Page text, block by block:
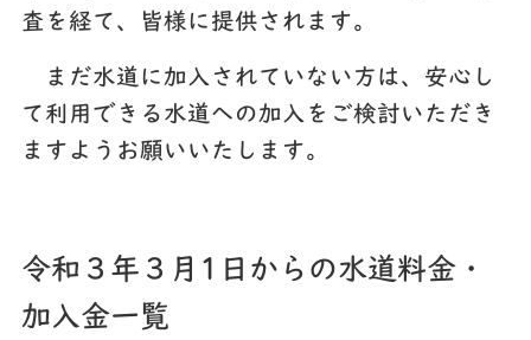
査を経て、皆様に提供されます。
まだ水道に加入されていない方は、安心し
て利用できる水道への加入をご検討いただき
ますようお願いいたします。
令和３年３月1日からの水道料金・
加入金一覧